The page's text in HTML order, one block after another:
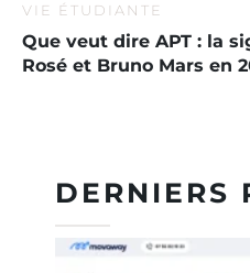
DERNIERS
VIE ÉTUDIANTE
Que veut dire APT : la
Rosé et Bruno Mars en